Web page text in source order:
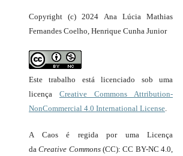
Copyright (c) 2024 Ana Lúcia Mathias
Fernandes Coelho, Henrique Cunha Junior
Este trabalho está licenciado sob uma
licença Creative Commons Attribution-
NonCommercial 4.0 International License.
A Caos é regida por uma Licença
daCreative Commons(CC): CC BY-NC 4.0,